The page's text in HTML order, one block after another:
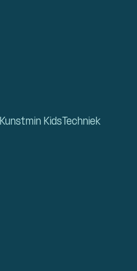
Kunstmin Kids Techniek